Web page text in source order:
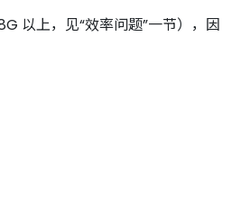
以上，见“效率问题”一节），因